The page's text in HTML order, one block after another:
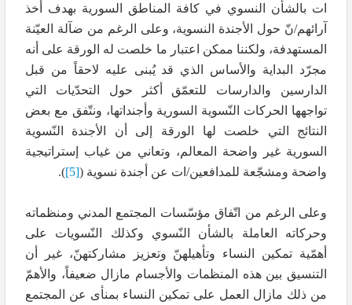
ات بالشأن النسوي في كافة المناطق السورية بهدف أخذ
آرائهم/نّ حول الأجندة النسوية، وعلى الرغم من ضآلة العيّنة
المستهدفة، ولكننا ممكن اعتبار ما خلصت له الورقة على أنه
مجرّد البداية والأساس الذي قد يُبنى عليه لاحقاً من قبل
الدارسين والدارسات للتعمّق أكثر حول التحدّيات التي
تواجهها الحركات النّسوية السورية وأجنداتها، ونتّفق مع بعض
النتائج التي خلصت لها الورقة إلى أن الأجندة النّسوية
السورية غير واضحة المعالم، وتعاني من غياب إستراتيجية
واضحة ومشجّعة للمدافعين/ات عن أجندة نسوية ([5]
).
وعلى الرغم من اتّفاق مؤسّسات المجتمع المدني ومنظماته
وحركاته العاملة بالشأن النّسوي وكذلك النّسويات على
أهمّية تمكين النساء وتأهيلهنّ وتعزيز مشاركتهنّ، غير أن
التنسيق بين هذه المنظمات والأجسام مازال ضعيفاً، والأهمّ
من ذلك مازال العمل على تمكين النساء بمنأى عن المجتمع